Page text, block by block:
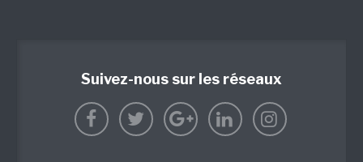
Suivez-nous sur les réseaux